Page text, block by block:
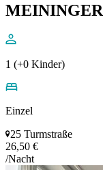
1 (+0 Kinder)
Einzel
25 Turmstraße
26,50 €
/Nacht